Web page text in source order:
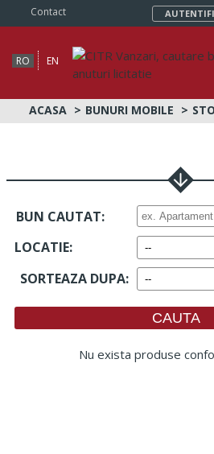
Contact
RO EN
ACASA BUNURI MOBILE
BUN CAUTAT:
LOCATIE:
SORTEAZA DUPA:
Nu exista produse